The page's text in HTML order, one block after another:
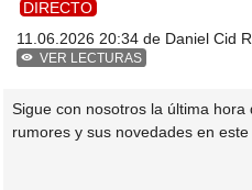
DIRECTO
11.06.2026 20:34 de Daniel Cid
VER LECTURAS
Sigue con nosotros la última
rumores y sus novedades en